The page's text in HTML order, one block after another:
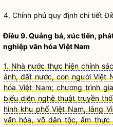
4. Chính phủ quy định chi tiết
Điều 9. Quảng bá, xúc tiến,
nghiệp văn hóa Việt Nam
1. Nhà nước thực hiện chính
ảnh, đất nước, con người Việt
hóa Việt Nam; chương trình
biểu diễn nghệ thuật truyền
hình khu phố Việt Nam, làng
văn hóa, võ dân tộc, ẩm